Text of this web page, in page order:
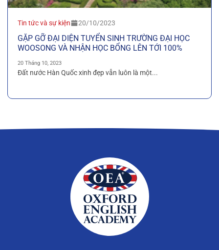
Tin tức và sự kiện 20/10/2023
GẶP GỠ ĐẠI DIỆN TUYỂN SINH TRƯỜNG ĐẠI HỌC
WOOSONG VÀ NHẬN HỌC BỔNG LÊN TỚI 100%
20 Tháng 10, 2023
Đất nước Hàn Quốc xinh đẹp vẫn luôn là một...